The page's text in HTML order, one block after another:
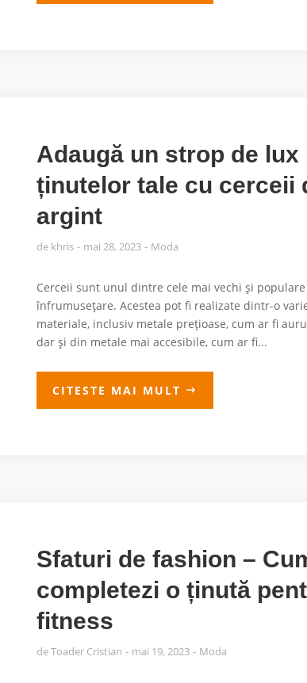
Adaugă un strop de lux
ținutelor tale cu cerceii
argint
de khris mai 28, 2023 Moda
Cerceii sunt unul dintre cele mai vechi și
înfrumusețare. Acestea pot fi realizate dintr-o
materiale, inclusiv metale prețioase, cum ar fi
dar și din metale mai accesibile, cum ar fi...
CITESTE MAI MULT
Sfaturi de fashion –
completezi o ținută
fitness
deToader Cristian mai 19, 2023 Moda